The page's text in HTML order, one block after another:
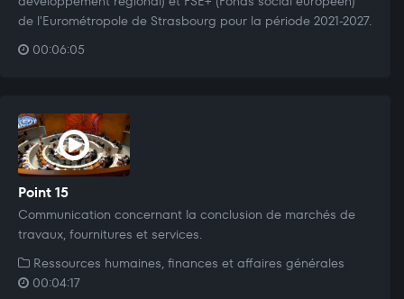
de l'Eurométropole de Strasbourg pour la période 2021-2027.
00:06:05
Point 15
Communication concernant la conclusion de marchés de
travaux, fournitures et services.
Ressources humaines, finances et affaires générales
00:04:17